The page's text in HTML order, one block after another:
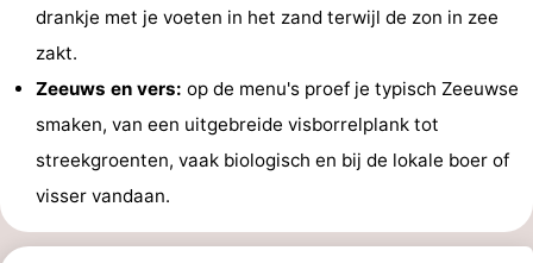
Nieuwvliet
Sluis
-
Cadzand
Natuur
Het
Weer
Contact
drankje met je voeten in het zand terwijl de zon in zee
zakt.
Zeeuws en vers: op de menu's proef je typisch Zeeuwse
smaken, van een uitgebreide visborrelplank tot
streekgroenten, vaak biologisch en bij de lokale boer of
visser vandaan.